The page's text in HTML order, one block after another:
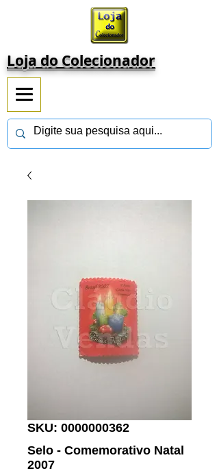
Loja do Colecionador
SKU: 0000000362
Selo - Comemorativo Natal
2007